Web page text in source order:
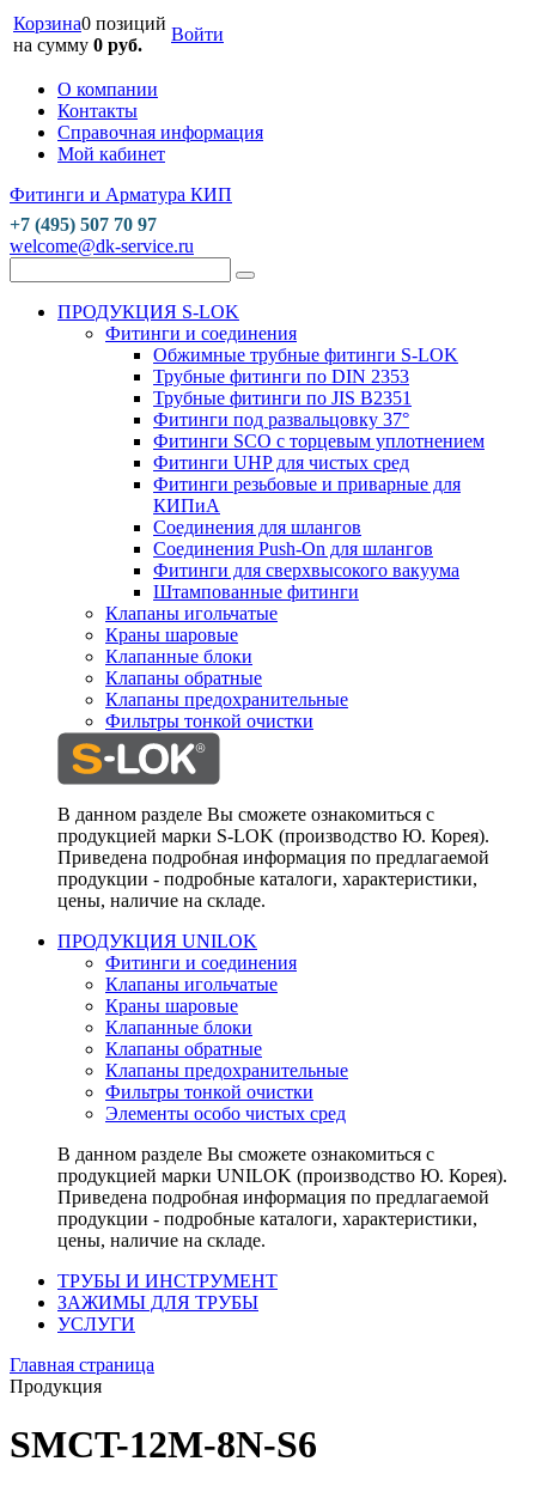
Корзина0 позиций
на сумму 0 руб.
Войти
О компании
Контакты
Справочная информация
Мой кабинет
Фитинги и Арматура КИП
+7 (495) 507 70 97
welcome@dk-service.ru
ПРОДУКЦИЯ S-LOK
Фитинги и соединения
Обжимные трубные фитинги S-LOK
Трубные фитинги по DIN 2353
Трубные фитинги по JIS B2351
Фитинги под развальцовку 37°
Фитинги SCO с торцевым уплотнением
Фитинги UHP для чистых сред
Фитинги резьбовые и приварные для
КИПиА
Соединения для шлангов
Соединения Push-On для шлангов
Фитинги для сверхвысокого вакуума
Штампованные фитинги
Клапаны игольчатые
Краны шаровые
Клапанные блоки
Клапаны обратные
Клапаны предохранительные
Фильтры тонкой очистки
В данном разделе Вы сможете ознакомиться с
продукцией марки S-LOK (производство Ю. Корея).
Приведена подробная информация по предлагаемой
продукции - подробные каталоги, характеристики,
цены, наличие на складе.
ПРОДУКЦИЯ UNILOK
Фитинги и соединения
Клапаны игольчатые
Краны шаровые
Клапанные блоки
Клапаны обратные
Клапаны предохранительные
Фильтры тонкой очистки
Элементы особо чистых сред
В данном разделе Вы сможете ознакомиться с
продукцией марки UNILOK (производство Ю. Корея).
Приведена подробная информация по предлагаемой
продукции - подробные каталоги, характеристики,
цены, наличие на складе.
ТРУБЫ И ИНСТРУМЕНТ
ЗАЖИМЫ ДЛЯ ТРУБЫ
УСЛУГИ
Главная страница
Продукция
SMCT-12M-8N-S6